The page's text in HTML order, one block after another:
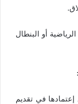
أو البنطال
في تقديم